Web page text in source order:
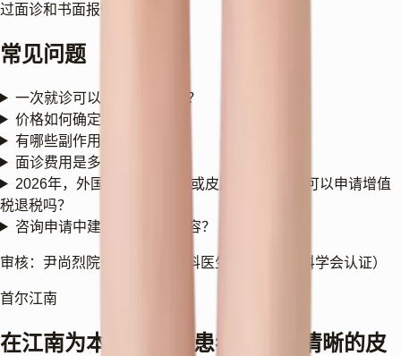
过面诊和书面报价确认。
常见问题
一次就诊可以组合几种治疗？
价格如何确定？
有哪些副作用？
面诊费用是多少？
2026年，外国患者接受美容或皮肤科治疗后还可以申请增值
税退税吗？
咨询申请中建议填写哪些内容？
审核：尹尚烈院长（皮肤科专科医生，韩国皮肤科学会认证）
首尔江南
在江南为本地与海外患者提供更清晰的皮